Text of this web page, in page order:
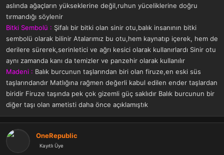
aslında ağaçların yükseklerine değil,ruhun yüceliklerine doğru
tırmandığı söylenir
Bitki Sembolü : Şifalı bir bitki olan sinir otu,balık insanının bitki
sembolü olarak bilinir Atalarımız bu otu,hem kaynatıp içerek, hem de
derilere sürerek,serinletici ve ağrı kesici olarak kullanırlardı Sinir otu
aynı zamanda kanı da temizler ve panzehir olarak kullanılır
Madeni : Balık burcunun taşlarından biri olan firuze,en eski süs
taşlarındandır Matlığına rağmen değerli kabul edilen ender taşlardan
biridir Firuze taşında pek çok gizemli güç saklıdır Balık burcunun bir
diğer taşı olan ametisti daha önce açıklamıştık
OneRepublic
Kayıtlı Üye